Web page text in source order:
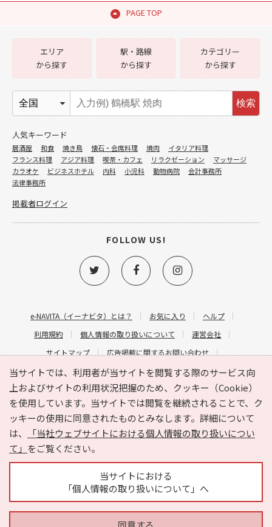
PAGE TOP
当サイトでは、利用者が当サイトを閲覧する際のサービス向
上およびサイトの利用状況把握のため、クッキー（Cookie）
を使用しています。当サイトでは閲覧を継続されることで、ク
ッキーの使用に同意されたものとみなします。詳細について
は、
「当社ウェブサイトにおける個人情報の取り扱いについ
て」 をご覧ください。
当サイトにおける
「個人情報の取り扱いについて」へ
e-NAVITA（イーナビタ）とは？ お気に入り
ヘルプ
利用規約
個人情報の取り扱いについて
運営会社
サイトマップ
広告掲載に関するお問い合わせ
サイトの内容に関するお問い合わせ
エリア
から探す
駅・路線
から探す
カテゴリー
から探す
検索
人気キーワード
居酒屋 和食 焼き鳥 懐石・会席料理 焼肉
イタリア料理
フランス料理
アジア料理 喫茶・カフェ リラクゼーション
マッサージ
カラオケ
ビジネスホテル 内科 小児科 動物病院
会計事務所
法律事務所
掲載者ログイン
FOLLOW US!
Copyright © HYOJITO.Co.,Ltd. All Rights Reserved.